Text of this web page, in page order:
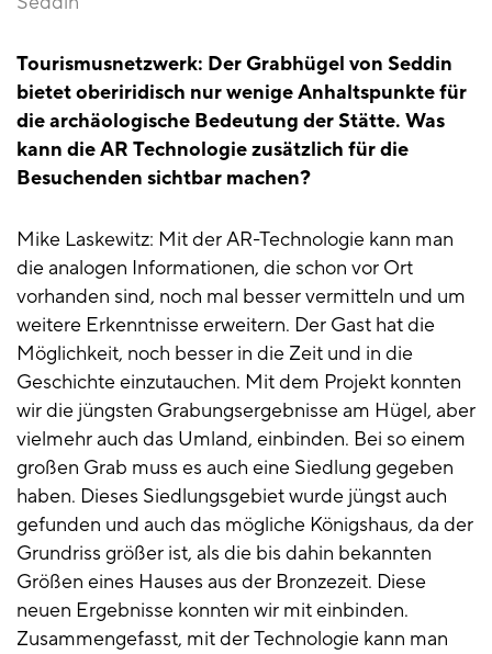
Tourismusnetzwerk: Der Grabhügel von Seddin
bietet oberiridisch nur wenige Anhaltspunkte für
die archäologische Bedeutung der Stätte. Was
kann die AR Technologie zusätzlich für die
Besuchenden sichtbar machen?
Mike Laskewitz: Mit der AR-Technologie kann man
die analogen Informationen, die schon vor Ort
vorhanden sind, noch mal besser vermitteln und um
weitere Erkenntnisse erweitern. Der Gast hat die
Möglichkeit, noch besser in die Zeit und in die
Geschichte einzutauchen. Mit dem Projekt konnten
wir die jüngsten Grabungsergebnisse am Hügel, aber
vielmehr auch das Umland, einbinden. Bei so einem
großen Grab muss es auch eine Siedlung gegeben
haben. Dieses Siedlungsgebiet wurde jüngst auch
gefunden und auch das mögliche Königshaus, da der
Grundriss größer ist, als die bis dahin bekannten
Größen eines Hauses aus der Bronzezeit. Diese
neuen Ergebnisse konnten wir mit einbinden.
Zusammengefasst, mit der Technologie kann man